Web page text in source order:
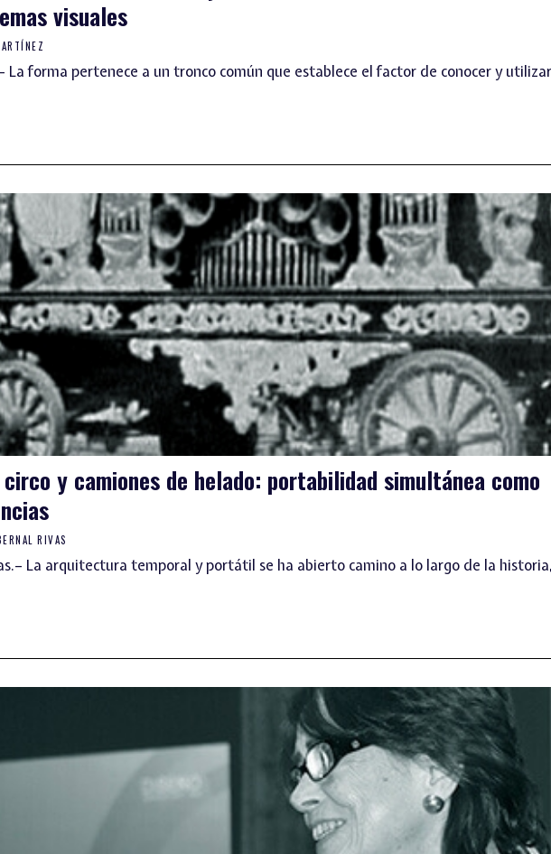
visuales
La forma pertenece a un tronco común que establece el factor de conocer y
y camiones de helado: portabilidad simultánea como
RIVAS
La arquitectura temporal y portátil se ha abierto camino a lo largo de la